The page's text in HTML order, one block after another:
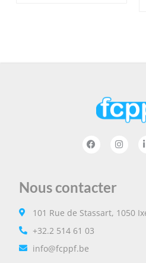
Nous contacter
101 Rue de Stassart, 1050
+32.2 514 61 03
info@fcppf.be